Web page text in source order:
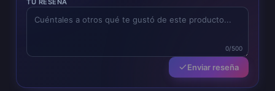
TU RESEÑA
0/500
Enviar reseña